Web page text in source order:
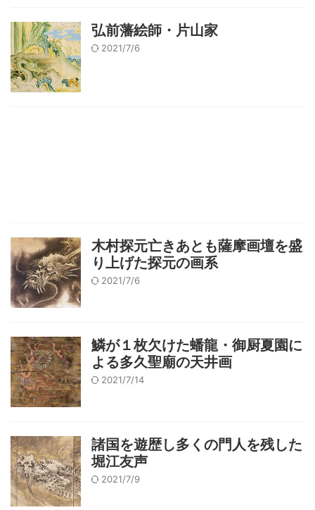
弘前藩絵師・片山家
2021/7/6
木村探元亡きあとも薩摩画壇を盛
り上げた探元の画系
2021/7/6
鱗が１枚欠けた蟠龍・御厨夏園に
よる多久聖廟の天井画
2021/7/14
諸国を遊歴し多くの門人を残した
堀江友声
2021/7/9